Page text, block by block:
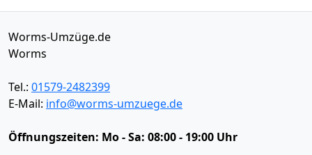
Worms-Umzüge.de
Worms
Tel.: 01579-2482399
E-Mail: info@worms-umzuege.de
Öffnungszeiten: Mo - Sa: 08:00 - 19:00 Uhr